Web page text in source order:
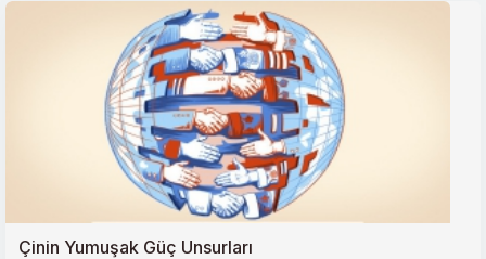
İsrail İşgalinde Son Adım: Batı Şerianın İlhakı
Rusyada İslamofobi
Kazakistanda Etnik Gerilimler ve Bölge İstikrarı
Irakta İstikrar Arayışı ve Yeni Hükümet
Çinin Yumuşak Güç Unsurları